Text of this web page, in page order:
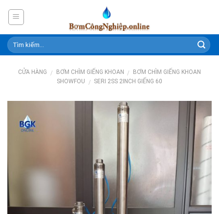
CỬA HÀNG / BƠM CHÌM GIẾNG KHOAN /
BƠM CHÌM GIẾNG KHOAN
SHOWFOU
/ SERI 2SS 2INCH GIẾNG 60